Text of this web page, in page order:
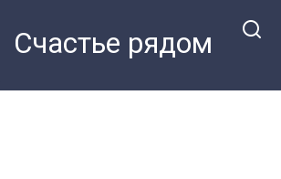
Счастье рядом